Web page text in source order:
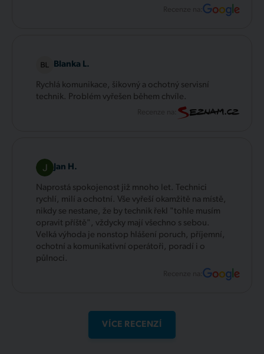
Recenze na:
Blanka L.
Rychlá komunikace, šikovný a ochotný servisní
technik. Problém vyřešen během chvíle.
Jan H.
Naprostá spokojenost již mnoho let. Technici
rychlí, milí a ochotní. Vše vyřeší okamžitě na místě,
nikdy se nestane, že by technik řekl "tohle musím
opravit příště", vždycky mají všechno s sebou.
Velká výhoda je nonstop hlášení poruch, příjemní,
ochotní a komunikativní operátoři, poradí i o
půlnoci.
Recenze na:
VÍCE RECENZÍ